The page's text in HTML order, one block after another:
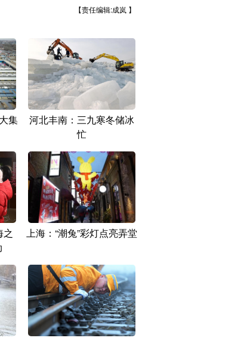
【责任编辑:成岚 】
集
河北丰南：三九寒冬储冰
忙
之
上海：“潮兔”彩灯点亮弄堂